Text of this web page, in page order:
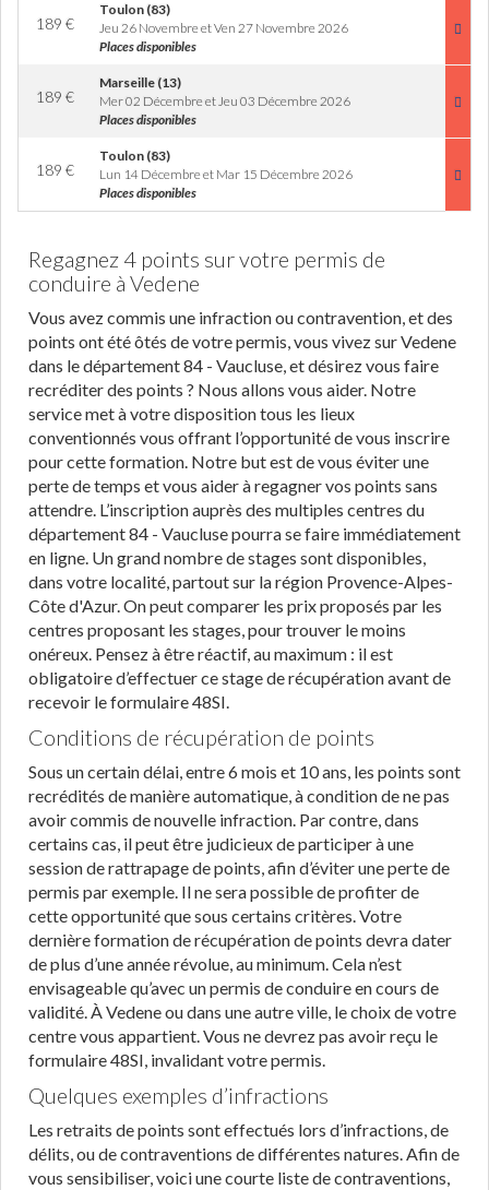
189 €
Toulon (83)
Jeu 26 Novembre et Ven 27 Novembre 2026
Places disponibles
189 €
Marseille (13)
Mer 02 Décembre et Jeu 03 Décembre 2026
Places disponibles
189 €
Toulon (83)
Lun 14 Décembre et Mar 15 Décembre 2026
Places disponibles
Regagnez 4 points sur votre permis de
conduire à Vedene
Vous avez commis une infraction ou contravention, et des
points ont été ôtés de votre permis, vous vivez sur Vedene
dans le département 84 - Vaucluse, et désirez vous faire
recréditer des points ? Nous allons vous aider. Notre
service met à votre disposition tous les lieux
conventionnés vous offrant l’opportunité de vous inscrire
pour cette formation. Notre but est de vous éviter une
perte de temps et vous aider à regagner vos points sans
attendre. L’inscription auprès des multiples centres du
département 84 - Vaucluse pourra se faire immédiatement
en ligne. Un grand nombre de stages sont disponibles,
dans votre localité, partout sur la région Provence-Alpes-
Côte d'Azur. On peut comparer les prix proposés par les
centres proposant les stages, pour trouver le moins
onéreux. Pensez à être réactif, au maximum : il est
obligatoire d’effectuer ce stage de récupération avant de
recevoir le formulaire 48SI.
Conditions de récupération de points
Sous un certain délai, entre 6 mois et 10 ans, les points sont
recrédités de manière automatique, à condition de ne pas
avoir commis de nouvelle infraction. Par contre, dans
certains cas, il peut être judicieux de participer à une
session de rattrapage de points, afin d’éviter une perte de
permis par exemple. Il ne sera possible de profiter de
cette opportunité que sous certains critères. Votre
dernière formation de récupération de points devra dater
de plus d’une année révolue, au minimum. Cela n’est
envisageable qu’avec un permis de conduire en cours de
validité. À Vedene ou dans une autre ville, le choix de votre
centre vous appartient. Vous ne devrez pas avoir reçu le
formulaire 48SI, invalidant votre permis.
Quelques exemples d’infractions
Les retraits de points sont effectués lors d’infractions, de
délits, ou de contraventions de différentes natures. Afin de
vous sensibiliser, voici une courte liste de contraventions,